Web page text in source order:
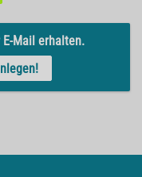
E-Mail erhalten.